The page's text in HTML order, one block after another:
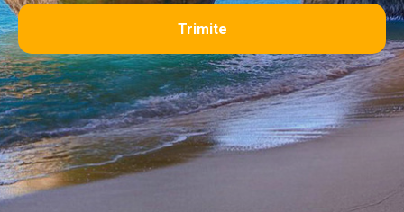
Trimite